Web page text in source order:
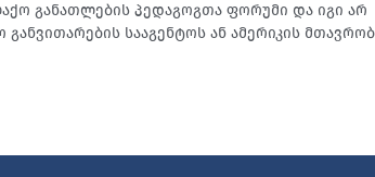
განათლების პედაგოგთა ფორუმი და იგი არ
განვითარების სააგენტოს ან ამერიკის